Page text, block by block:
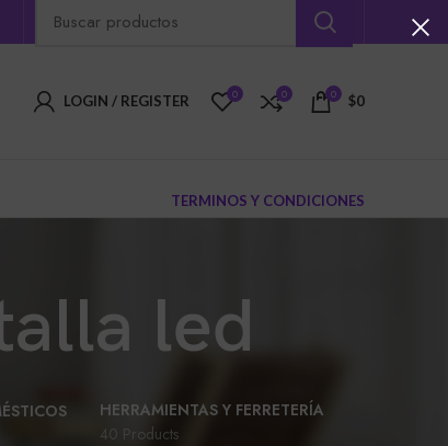
LOGIN / REGISTER 0 0 0 $0
TERMINOS Y CONDICIONES
led
HERRAMIENTAS Y FERRETERÍA
40 Products